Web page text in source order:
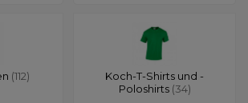
(112)
Koch-T-Shirts und -
Poloshirts (34)